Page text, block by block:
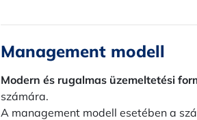
Management modell
Modern és rugalmas üzemeltetési
számára.
A management modell esetében a